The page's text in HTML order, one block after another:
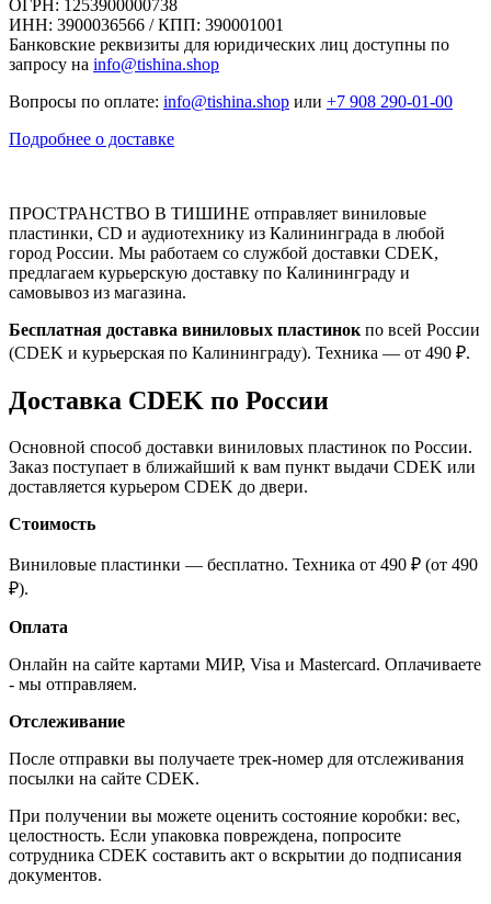
ОГРН: 1253900000738
ИНН: 3900036566 / КПП: 390001001
Банковские реквизиты для юридических лиц доступны по
запросу на info@tishina.shop
Вопросы по оплате: info@tishina.shop или +7 908 290-01-00
Подробнее о доставке
ПРОСТРАНСТВО В ТИШИНЕ отправляет виниловые
пластинки, CD и аудиотехнику из Калининграда в любой
город России. Мы работаем со службой доставки CDEK,
предлагаем курьерскую доставку по Калининграду и
самовывоз из магазина.
Бесплатная доставка виниловых пластинок по всей России
(CDEK и курьерская по Калининграду). Техника — от 490 ₽.
Доставка CDEK по России
Основной способ доставки виниловых пластинок по России.
Заказ поступает в ближайший к вам пункт выдачи CDEK или
доставляется курьером CDEK до двери.
Стоимость
Виниловые пластинки — бесплатно. Техника от 490 ₽ (от 490
₽).
Оплата
Онлайн на сайте картами МИР, Visa и Mastercard. Оплачиваете
- мы отправляем.
Отслеживание
После отправки вы получаете трек-номер для отслеживания
посылки на сайте CDEK.
При получении вы можете оценить состояние коробки: вес,
целостность. Если упаковка повреждена, попросите
сотрудника CDEK составить акт о вскрытии до подписания
документов.